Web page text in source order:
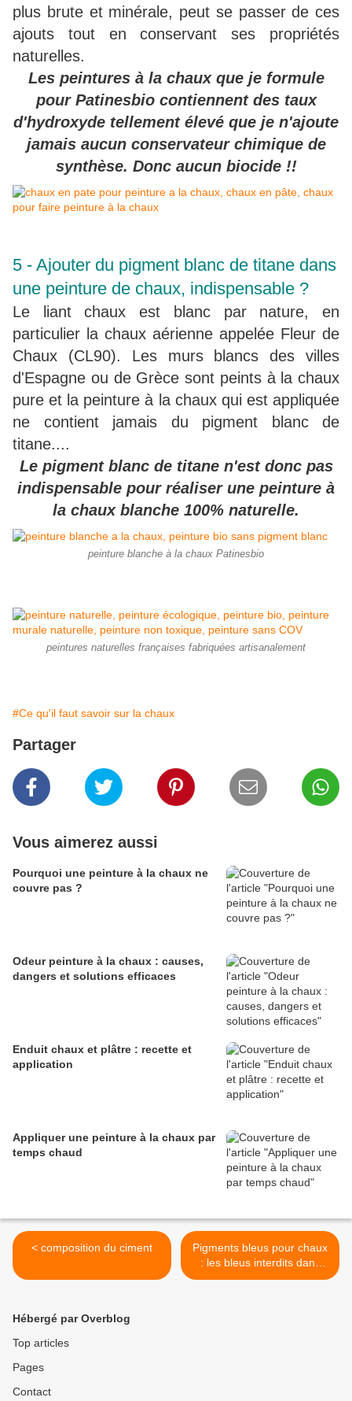
plus brute et minérale, peut se passer de ces
ajouts tout en conservant ses propriétés
naturelles.
Les peintures à la chaux que je formule
pour Patinesbio contiennent des taux
d'hydroxyde tellement élevé que je n'ajoute
jamais aucun conservateur chimique de
synthèse. Donc aucun biocide !!
5 - Ajouter du pigment blanc de titane dans
une peinture de chaux, indispensable ?
Le liant chaux est blanc par nature, en
particulier la chaux aérienne appelée Fleur de
Chaux (CL90). Les murs blancs des villes
d'Espagne ou de Grèce sont peints à la chaux
pure et la peinture à la chaux qui est appliquée
ne contient jamais du pigment blanc de
titane....
Le pigment blanc de titane n'est donc pas
indispensable pour réaliser une peinture à
la chaux blanche 100% naturelle.
peinture blanche à la chaux Patinesbio
peintures naturelles françaises fabriquées artisanalement
#Ce qu'il faut savoir sur la chaux
Partager
Vous aimerez aussi
Pourquoi une peinture à la chaux ne
couvre pas ?
Odeur peinture à la chaux : causes,
dangers et solutions efficaces
Enduit chaux et plâtre : recette et
application
Appliquer une peinture à la chaux par
temps chaud
< composition du ciment
Pigments bleus pour chaux
: les bleus interdits dans
une peinture de chaux ! >
Hébergé par Overblog
Top articles
Pages
Contact